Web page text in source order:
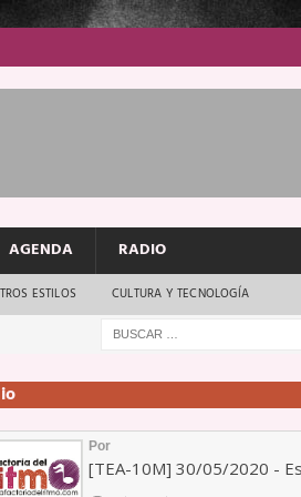
AGENDA RADIO
ESTILOS CULTURA Y TECNOLOGÍA